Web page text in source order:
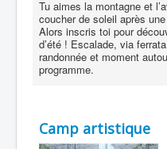
Tu aimes la montagne et
coucher de soleil après
Alors inscris toi pour
d’été ! Escalade, via
randonnée et moment
programme.
Camp artistique